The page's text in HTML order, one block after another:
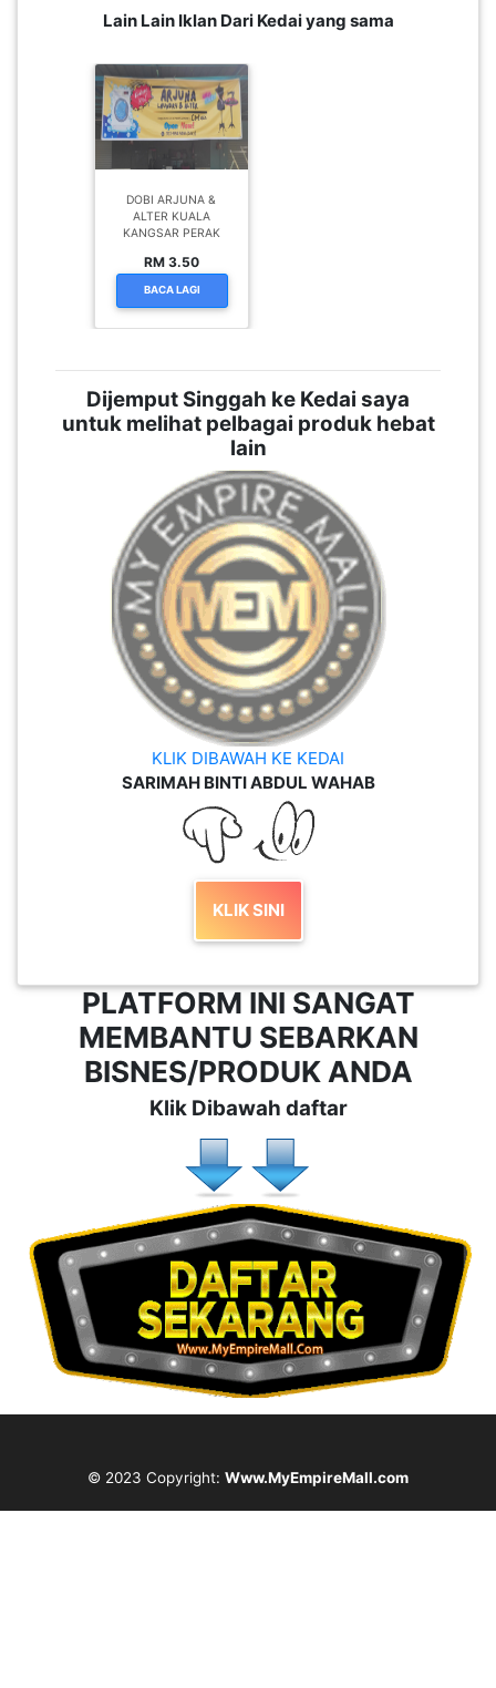
Lain Lain Iklan Dari Kedai yang sama
DOBI ARJUNA &
ALTER KUALA
KANGSAR PERAK
RM 3.50
BACA LAGI
Dijemput Singgah ke Kedai saya
untuk melihat pelbagai produk hebat
lain
KLIK DIBAWAH KE KEDAI
SARIMAH BINTI ABDUL WAHAB
KLIK SINI
PLATFORM INI SANGAT
MEMBANTU SEBARKAN
BISNES/PRODUK ANDA
Klik Dibawah daftar
© 2023 Copyright: Www.MyEmpireMall.com